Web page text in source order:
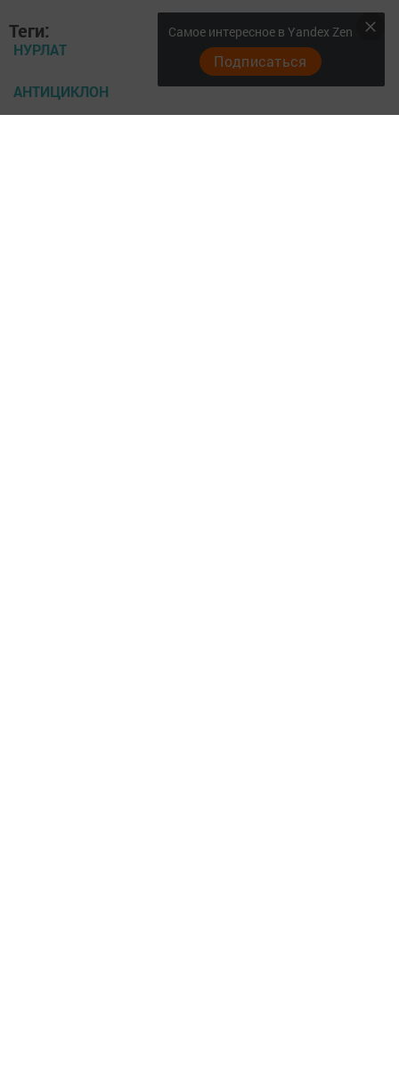
Теги:
НУРЛАТ
АНТИЦИКЛОН
Самое интересное в Yandex Zen
Подписаться